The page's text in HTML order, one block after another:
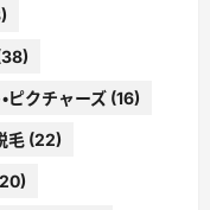
ピクチャーズ (16)
毛 (22)